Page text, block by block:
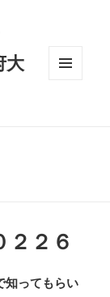
大
２６
知ってもらい